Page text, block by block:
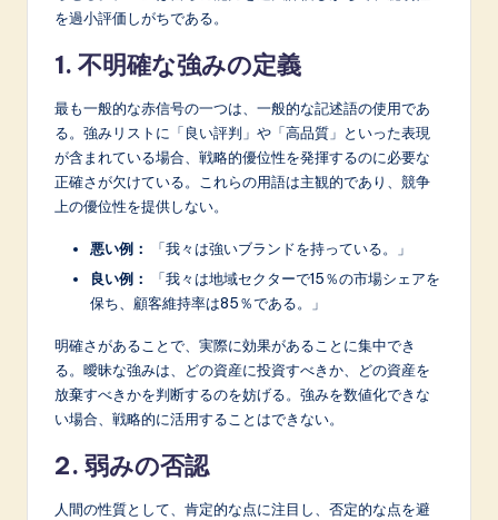
を過小評価しがちである。
1. 不明確な強みの定義
最も一般的な赤信号の一つは、一般的な記述語の使用であ
る。強みリストに「良い評判」や「高品質」といった表現
が含まれている場合、戦略的優位性を発揮するのに必要な
正確さが欠けている。これらの用語は主観的であり、競争
上の優位性を提供しない。
悪い例：
「我々は強いブランドを持っている。」
良い例：
「我々は地域セクターで15％の市場シェアを
保ち、顧客維持率は85％である。」
明確さがあることで、実際に効果があることに集中でき
る。曖昧な強みは、どの資産に投資すべきか、どの資産を
放棄すべきかを判断するのを妨げる。強みを数値化できな
い場合、戦略的に活用することはできない。
2. 弱みの否認
人間の性質として、肯定的な点に注目し、否定的な点を避